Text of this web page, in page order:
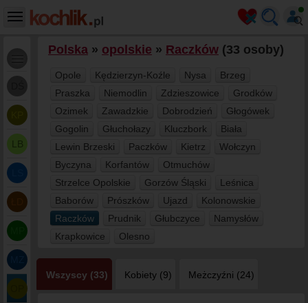
LB
Polska » opolskie » Raczków (33 osoby)
Opole Kędzierzyn-Koźle Nysa
Brzeg
Praszka
Niemodlin Zdzieszowice
Grodków
Ozimek
Zawadzkie Dobrodzień
Głogówek
Gogolin
Głuchołazy Kluczbork
Biała
Lewin Brzeski
Paczków Kietrz
Wołczyn
Byczyna
Korfantów
Otmuchów
Strzelce Opolskie
Gorzów Śląski
Leśnica
Baborów
Prószków Ujazd
Kolonowskie
Raczków
Prudnik Głubczyce
Namysłów
Krapkowice
Olesno
Wszyscy (33) Kobiety (9) Meżczyźni (24)